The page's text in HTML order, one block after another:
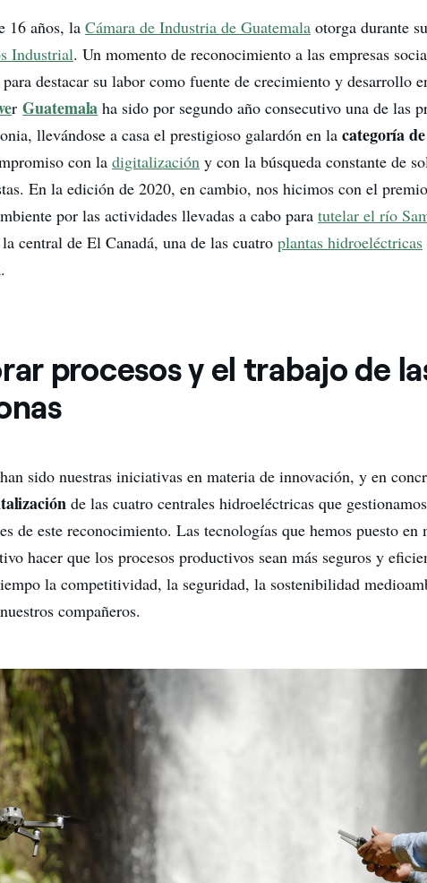
16 años, laCámara de Industria de Guatemala otorga durante
Industrial. Un momento de reconocimiento a las empresas
destacar su labor como fuente de crecimiento y desarrollo
rGuatemala ha sido por segundo año consecutivo una de las
llevándose a casa el prestigioso galardón en lacategoría
con ladigitalización y con la búsqueda constante de
En la edición de 2020, en cambio, nos hicimos con el
por las actividades llevadas a cabo paratutelar el río
central de El Canadá, una de las cuatroplantas hidroeléctricas
procesos y el trabajo de
sido nuestras iniciativas en materia de innovación, y en
de las cuatro centrales hidroeléctricas que
de este reconocimiento. Las tecnologías que hemos puesto en
hacer que los procesos productivos sean más seguros y
la competitividad, la seguridad, la sostenibilidad
compañeros.